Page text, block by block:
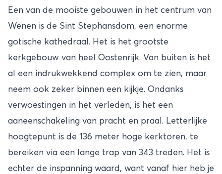
Een van de mooiste gebouwen in het centrum van
Wenen is de Sint Stephansdom, een enorme
gotische kathedraal. Het is het grootste
kerkgebouw van heel Oostenrijk. Van buiten is het
al een indrukwekkend complex om te zien, maar
neem ook zeker binnen een kijkje. Ondanks
verwoestingen in het verleden, is het een
aaneenschakeling van pracht en praal. Letterlijke
hoogtepunt is de 136 meter hoge kerktoren, te
bereiken via een lange trap van 343 treden. Het is
echter de inspanning waard, want vanaf hier heb je